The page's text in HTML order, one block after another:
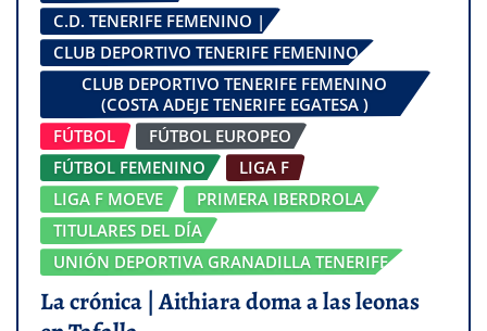
C.D. TENERIFE FEMENINO |
CLUB DEPORTIVO TENERIFE FEMENINO
CLUB DEPORTIVO TENERIFE FEMENINO
(COSTA ADEJE TENERIFE EGATESA )
FÚTBOL
FÚTBOL EUROPEO
FÚTBOL FEMENINO
LIGA F
LIGA F MOEVE
PRIMERA IBERDROLA
TITULARES DEL DÍA
UNIÓN DEPORTIVA GRANADILLA TENERIFE
La crónica | Aithiara doma a las leonas